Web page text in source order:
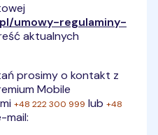
umowy-regulaminy-
aktualnych
prosimy o kontakt z
Mobile
+48 222 300 999 lub +48
mail: